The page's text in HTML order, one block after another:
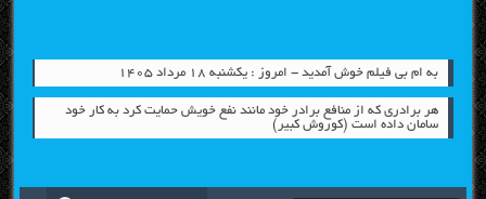
به ام بی فیلم خوش آمدید - امروز : یکشنبه ۱۸ مرداد ۱۴۰۵
هر برادری که از منافع برادر خود مانند نفع خویش حمایت کرد به کار خود
سامان داده است (کوروش کبیر)